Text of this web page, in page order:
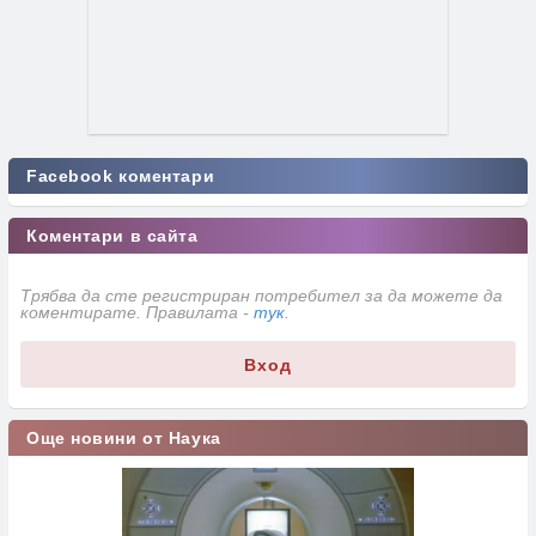
Facebook коментари
Коментари в сайта
Трябва да сте регистриран потребител за да можете да
коментирате. Правилата - тук
Вход
Още новини от Наука